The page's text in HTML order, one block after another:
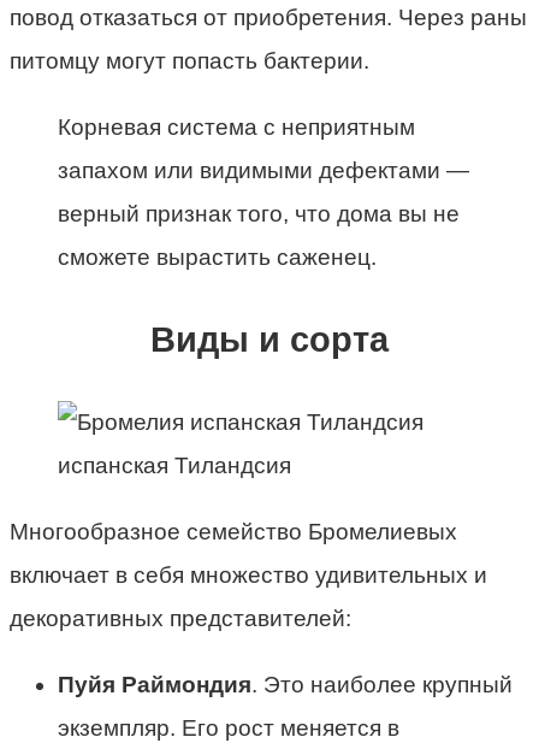
повод отказаться от приобретения. Через раны
питомцу могут попасть бактерии.
Корневая система с неприятным
запахом или видимыми дефектами —
верный признак того, что дома вы не
сможете вырастить саженец.
Виды и сорта
испанская Тиландсия
Многообразное семейство Бромелиевых
включает в себя множество удивительных и
декоративных представителей:
Пуйя Раймондия. Это наиболее крупный
экземпляр. Его рост меняется в